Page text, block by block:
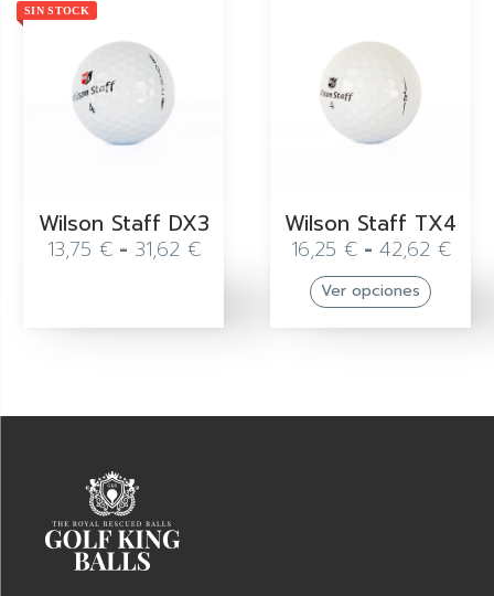
SIN STOCK
Wilson Staff DX3
13,75 € - 31,62 €
Wilson Staff TX4
16,25 € - 42,62 €
Ver opciones